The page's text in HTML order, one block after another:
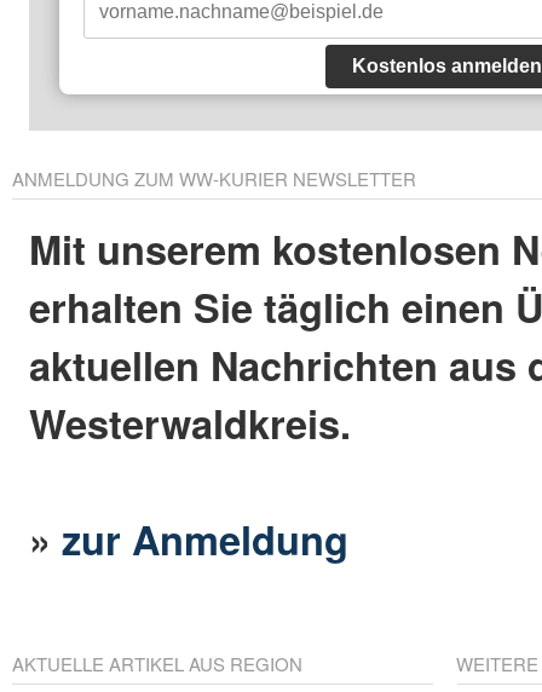
Kostenlos anmelden
ANMELDUNG ZUM WW-KURIER NEWSLETTER
Mit unserem kostenlosen
erhalten Sie täglich einen
aktuellen Nachrichten aus
Westerwaldkreis.
»zur Anmeldung
AKTUELLE ARTIKEL AUS REGION